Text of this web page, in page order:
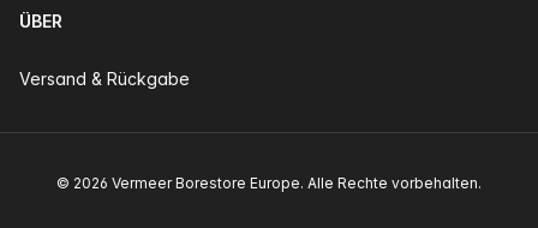
ÜBER
Versand & Rückgabe
© 2026 Vermeer Borestore Europe. Alle Rechte vorbehalten.